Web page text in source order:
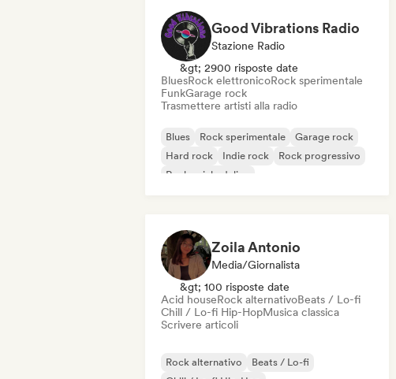
Good Vibrations Radio
Stazione Radio
&gt; 2900 risposte date
BluesRock elettronicoRock sperimentale
FunkGarage rock
Trasmettere artisti alla radio
Blues Rock sperimentale
Garage rock
Hard rock
Indie rock
Rock progressivo
Rock psichedelico
Zoila Antonio
Media/Giornalista
&gt; 100 risposte date
Acid houseRock alternativoBeats / Lo-fi
Chill / Lo-fi Hip-HopMusica classica
Scrivere articoli
Rock alternativo
Beats / Lo-fi